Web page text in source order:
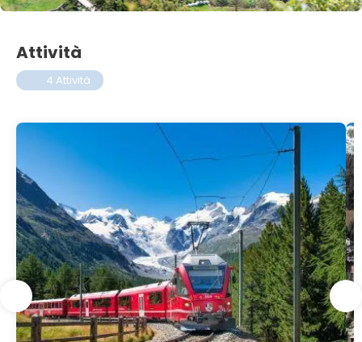
Attività
4 Attività